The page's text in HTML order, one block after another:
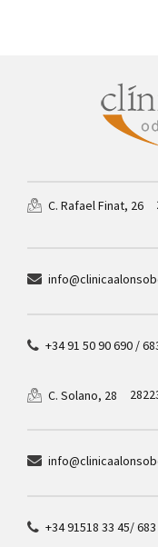
C. Rafael Finat, 26
+34 91 50 90 690 /
C. Solano, 28
+34 91518 33 45/